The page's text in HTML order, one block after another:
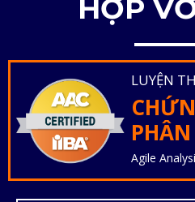
HỢP
LUYỆN
Agile